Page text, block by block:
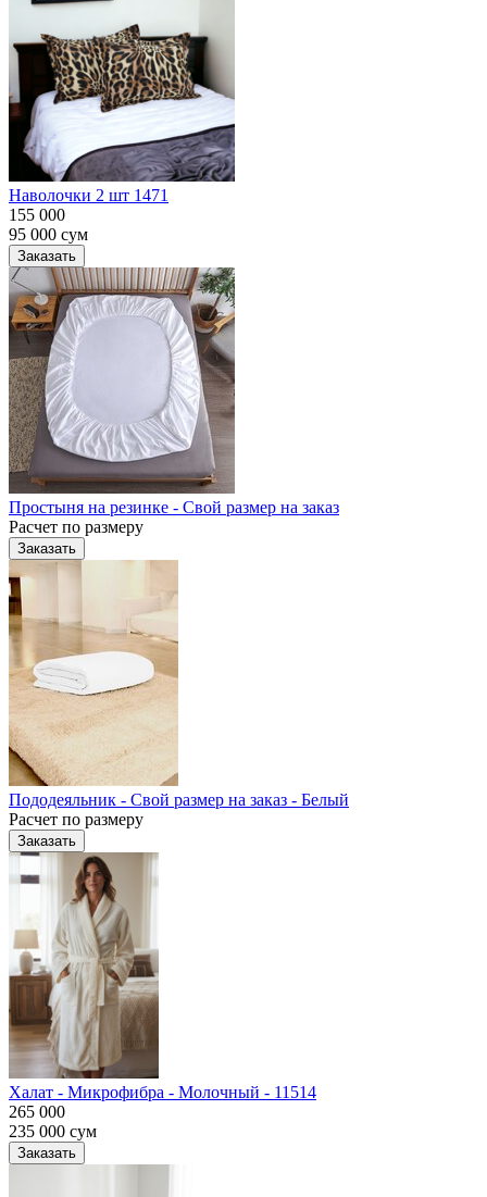
Наволочки 2 шт 1471
155 000
95 000 сум
Заказать
Простыня на резинке - Свой размер на заказ
Расчет по размеру
Заказать
Пододеяльник - Свой размер на заказ - Белый
Расчет по размеру
Заказать
Халат - Микрофибра - Молочный - 11514
265 000
235 000 сум
Заказать